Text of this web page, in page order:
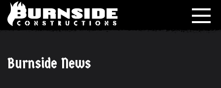
Burnside News